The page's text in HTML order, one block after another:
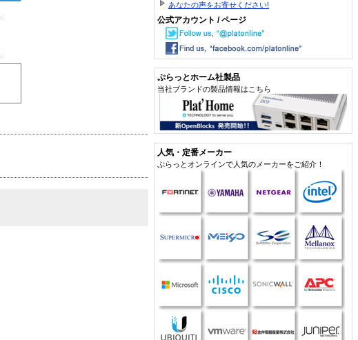
あなたの声をお寄せください!
公式アカウント / ページ
ぷらっとホーム社製品
当社ブランドの製品情報はこちら
人気・定番メーカー
ぷらっとオンラインで人気のメーカーをご紹介！